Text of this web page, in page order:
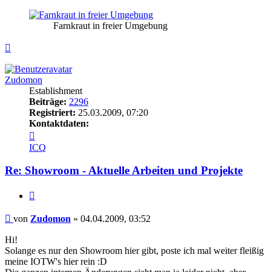
Farnkraut in freier Umgebung
Zudomon
Establishment
Beiträge: 2296
Registriert: 25.03.2009, 07:20
Kontaktdaten:
von
Zudomon
ICQ
Re: Showroom - Aktuelle Arbeiten und Projekte
Beitrag
von Zudomon » 04.04.2009, 03:52
Hi!
Solange es nur den Showroom hier gibt, poste ich mal weiter fleißig
meine IOTW's hier rein :D